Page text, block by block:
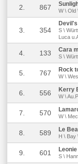
2. 867 W \ Old
3. 354
S \
Luca
4. 133 Cara
S \
5. 767 Rock
W \
6. 556 Kerry
W \
7. 570 W \
8. 589 Le
H \ Bay
9. 601 S \